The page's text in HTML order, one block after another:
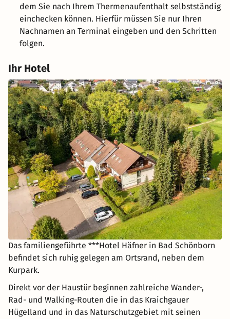
dem Sie nach Ihrem Thermenaufenthalt selbstständig
einchecken können. Hierfür müssen Sie nur Ihren
Nachnamen an Terminal eingeben und den Schritten
folgen.
Ihr Hotel
Das familiengeführte ***Hotel Häfner in Bad Schönborn
befindet sich ruhig gelegen am Ortsrand, neben dem
Kurpark.
Direkt vor der Haustür beginnen zahlreiche Wander-,
Rad- und Walking-Routen die in das Kraichgauer
Hügelland und in das Naturschutzgebiet mit seinen